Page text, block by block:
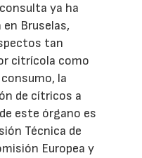
ya ha
Bruselas,
tan
citrícola como
la
de cítricos a
este órgano es
Técnica de
Europea y